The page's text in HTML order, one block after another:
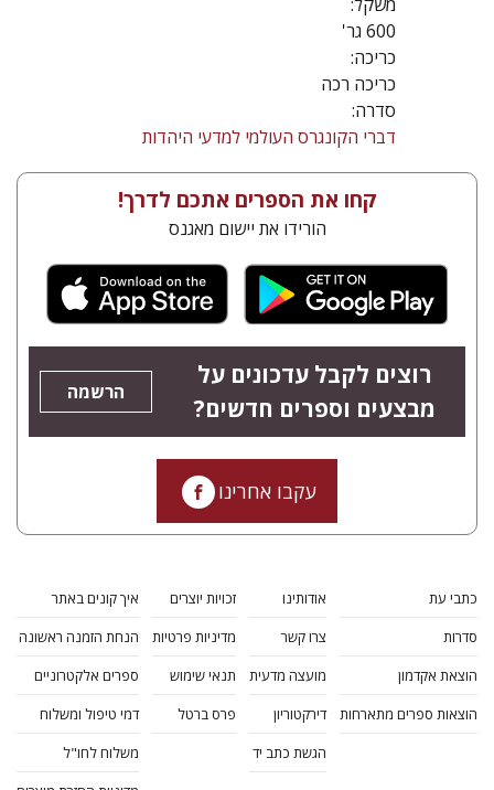
600 גר'
כריכה:
כריכה רכה
סדרה:
דברי הקונגרס העולמי למדעי היהדות
קחו את הספרים אתכם לדרך!
הורידו את יישום מאגנס
רוצים לקבל עדכונים על
מבצעים וספרים חדשים?
הרשמה
עקבו אחרינו
כתבי עת
סדרות
הוצאת אקדמון
הוצאות ספרים מתארחות
אודותינו
צרו קשר
מועצה מדעית
דירקטוריון
הגשת כתב יד
זכויות יוצרים
מדיניות פרטיות
תנאי שימוש
פרס ברטל
איך קונים באתר
הנחת הזמנה ראשונה
ספרים אלקטרוניים
דמי טיפול ומשלוח
משלוח לחו"ל